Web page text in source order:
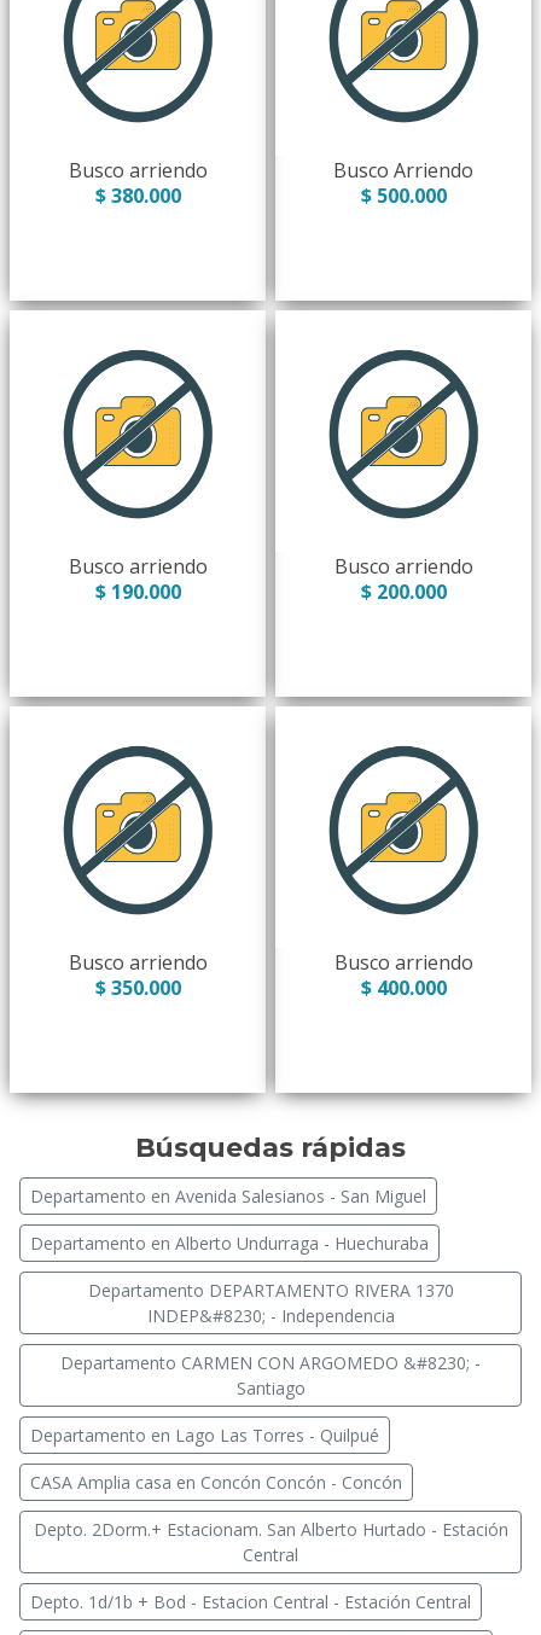
Busco arriendo
$ 380.000
Busco Arriendo
$ 500.000
Busco arriendo
$ 190.000
Busco arriendo
$ 200.000
Busco arriendo
$ 350.000
Busco arriendo
$ 400.000
Búsquedas rápidas
Departamento en Avenida Salesianos - San Miguel
Departamento en Alberto Undurraga - Huechuraba
Departamento DEPARTAMENTO RIVERA 1370
INDEP&#8230; - Independencia
Departamento CARMEN CON ARGOMEDO &#8230; -
Santiago
Departamento en Lago Las Torres - Quilpué
CASA Amplia casa en Concón Concón - Concón
Depto. 2Dorm.+ Estacionam. San Alberto Hurtado - Estación
Central
Depto. 1d/1b + Bod - Estacion Central - Estación Central